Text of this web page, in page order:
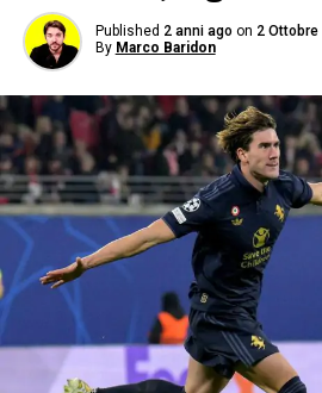
Published 2 anni ago on 2 Ottobre
By Marco Baridon